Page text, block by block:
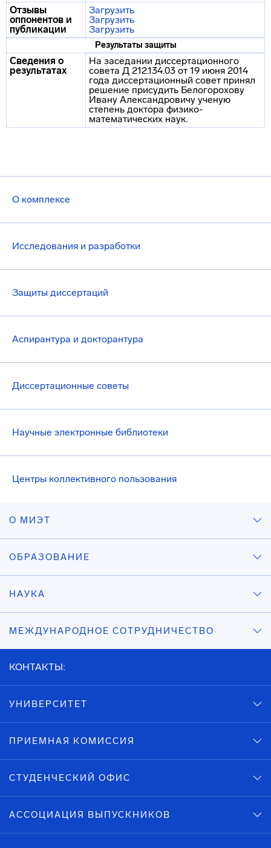
О комплексе
Исследования и разработки
Защиты диссертаций
Аспирантура и докторантура
Диссертационные советы
Научные электронные библиотеки
Центры коллективного пользования
Отзывы
оппонентов и
публикации
Загрузить
Загрузить
Загрузить
Результаты защиты
Сведения о
результатах
На заседании диссертационного
совета Д 212.134.03 от 19 июня 2014
года диссертационный совет принял
решение присудить Белогорохову
Ивану Александровичу ученую
степень доктора физико-
математических наук.
О МИЭТ
ОБРАЗОВАНИЕ
НАУКА
МЕЖДУНАРОДНОЕ СОТРУДНИЧЕСТВО
КОНТАКТЫ:
УНИВЕРСИТЕТ
ПРИЕМНАЯ КОМИССИЯ
СТУДЕНЧЕСКИЙ ОФИС
АССОЦИАЦИЯ ВЫПУСКНИКОВ